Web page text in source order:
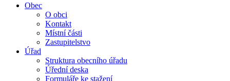
Obec
O obci
Kontakt
Místní části
Zastupitelstvo
Úřad
Struktura obecního úřadu
Úřední deska
Formuláře ke stažení